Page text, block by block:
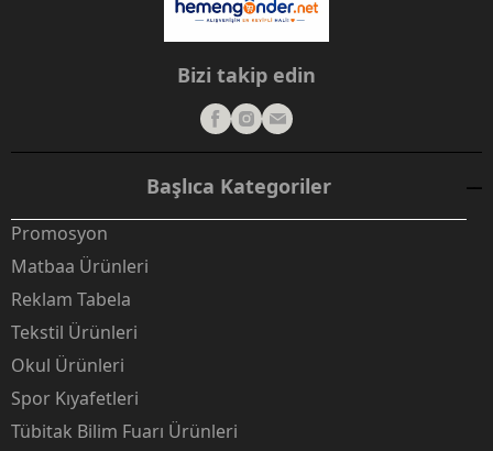
Bizi takip edin
Başlıca Kategoriler
Promosyon
Matbaa Ürünleri
Reklam Tabela
Tekstil Ürünleri
Okul Ürünleri
Spor Kıyafetleri
Tübitak Bilim Fuarı Ürünleri